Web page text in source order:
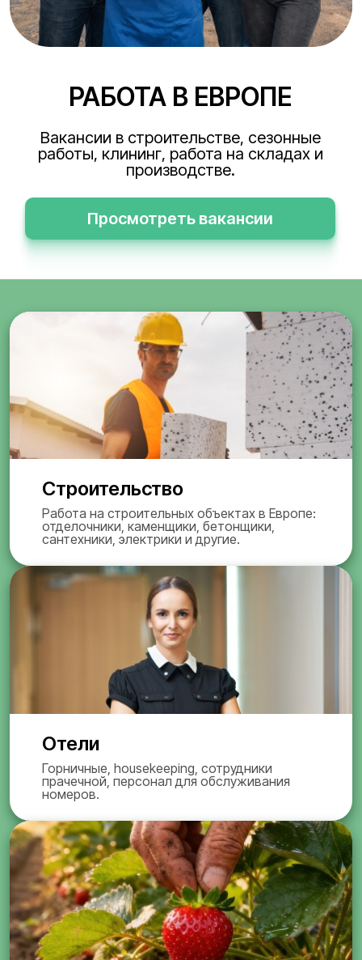
РАБОТА В ЕВРОПЕ
Вакансии в строительстве, сезонные
работы, клининг, работа на складах и
производстве.
Просмотреть вакансии
Строительство
Работа на строительных объектах в Европе:
отделочники, каменщики, бетонщики,
сантехники, электрики и другие.
Отели
Горничные, housekeeping, сотрудники
прачечной, персонал для обслуживания
номеров.